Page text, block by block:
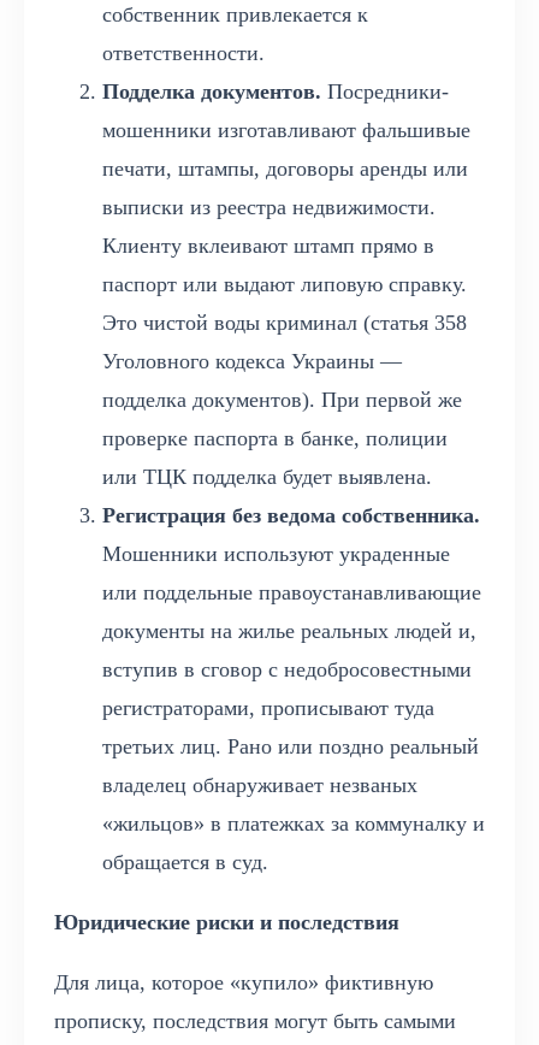
собственник привлекается к
ответственности.
Подделка документов. Посредники-
мошенники изготавливают фальшивые
печати, штампы, договоры аренды или
выписки из реестра недвижимости.
Клиенту вклеивают штамп прямо в
паспорт или выдают липовую справку.
Это чистой воды криминал (статья 358
Уголовного кодекса Украины —
подделка документов). При первой же
проверке паспорта в банке, полиции
или ТЦК подделка будет выявлена.
Регистрация без ведома собственника.
Мошенники используют украденные
или поддельные правоустанавливающие
документы на жилье реальных людей и,
вступив в сговор с недобросовестными
регистраторами, прописывают туда
третьих лиц. Рано или поздно реальный
владелец обнаруживает незваных
«жильцов» в платежках за коммуналку и
обращается в суд.
Юридические риски и последствия
Для лица, которое «купило» фиктивную
прописку, последствия могут быть самыми